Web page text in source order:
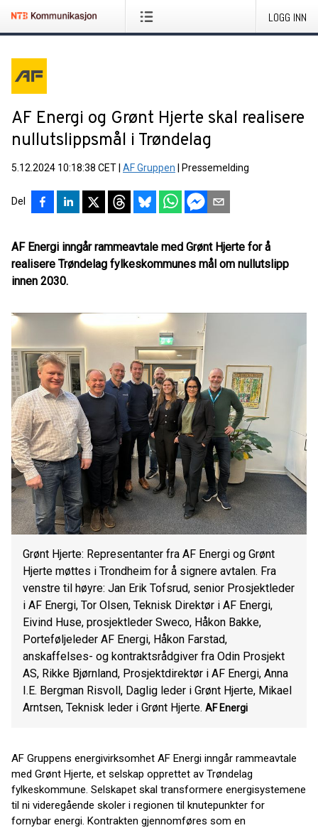
LOGG INN
AF Energi og Grønt Hjerte skal realisere
nullutslippsmål i Trøndelag
5.12.2024 10:18:38 CET AF Gruppen Pressemelding
Del
AF Energi inngår rammeavtale med Grønt Hjerte for å
realisere Trøndelag fylkeskommunes mål om nullutslipp
innen 2030.
Grønt Hjerte: Representanter fra AF Energi og Grønt
Hjerte møttes i Trondheim for å signere avtalen. Fra
venstre til høyre: Jan Erik Tofsrud, senior Prosjektleder
i AF Energi, Tor Olsen, Teknisk Direktør i AF Energi,
Eivind Huse, prosjektleder Sweco, Håkon Bakke,
Porteføljeleder AF Energi, Håkon Farstad,
anskaffelses- og kontraktsrådgiver fra Odin Prosjekt
AS, Rikke Bjørnland, Prosjektdirektør i AF Energi, Anna
I.E. Bergman Risvoll, Daglig leder i Grønt Hjerte, Mikael
Arntsen, Teknisk leder i Grønt Hjerte. AF Energi
AF Gruppens energivirksomhet AF Energi inngår rammeavtale
med Grønt Hjerte, et selskap opprettet av Trøndelag
fylkeskommune. Selskapet skal transformere energisystemene
til ni videregående skoler i regionen til knutepunkter for
fornybar energi. Kontrakten gjennomføres som en